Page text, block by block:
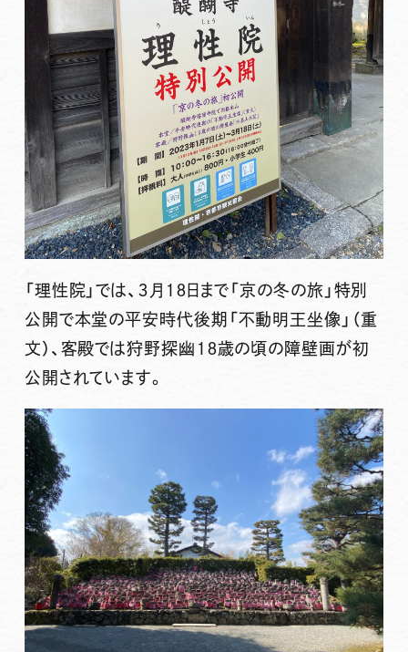
「理性院」では、３月１８日まで「京の冬の旅」特別
公開で本堂の平安時代後期「不動明王坐像」（重
文）、客殿では狩野探幽１８歳の頃の障壁画が初
公開されています。